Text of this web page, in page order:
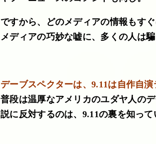
ですから、どのメディアの情報もす
メディアの巧妙な嘘に、多くの人は
デーブスペクターは、9.11は自作自
普段は温厚なアメリカのユダヤ人の
説に反対するのは、9.11の裏を知っ